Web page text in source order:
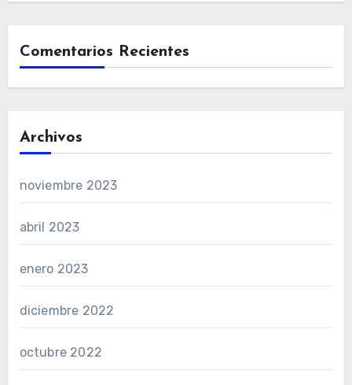
Comentarios Recientes
Archivos
noviembre 2023
abril 2023
enero 2023
diciembre 2022
octubre 2022